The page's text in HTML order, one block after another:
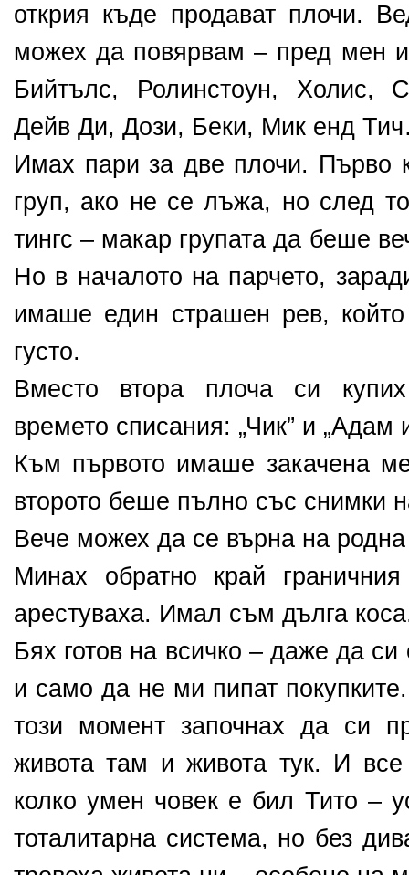
открия къде продават плочи.
можех да повярвам – пред мен
Бийтълс, Ролинстоун, Холис,
Дейв Ди, Дози, Беки, Мик енд
Имах пари за две плочи. Първо
груп, ако не се лъжа, но след
тингс – макар групата да беше
Но в началото на парчето,
имаше един страшен рев,
густо.
Вместо втора плоча си
времето списания: „Чик” и „Адам
Към първото имаше закачена
второто беше пълно със снимки
Вече можех да се върна на родна
Минах обратно край
арестуваха. Имал съм дълга
Бях готов на всичко – даже да
и само да не ми пипат
този момент започнах да си
живота там и живота тук. И
колко умен човек е бил Тито –
тоталитарна система, но без